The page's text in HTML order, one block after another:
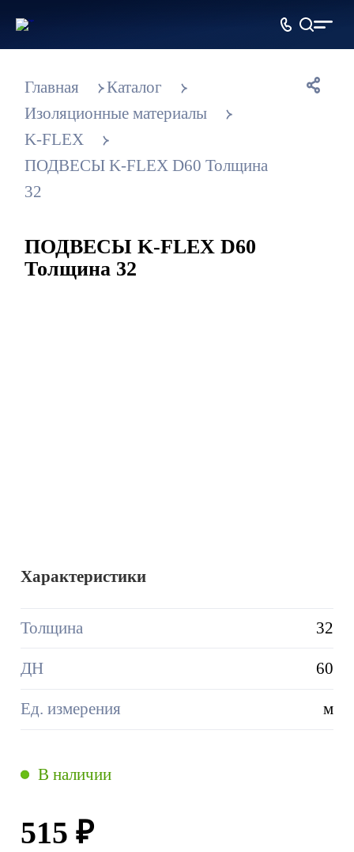
Главная
Каталог
Изоляционные материалы
K-FLEX
ПОДВЕСЫ K-FLEX D60 Толщина
32
ПОДВЕСЫ K-FLEX D60
Толщина 32
Характеристики
Толщина 32
ДН 60
Ед. измерения м
515 ₽
В наличии